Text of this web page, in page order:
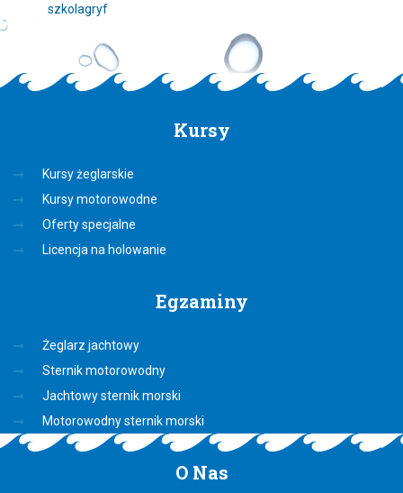
szkolagryf
Kursy
Kursy żeglarskie
Kursy motorowodne
Oferty specjalne
Licencja na holowanie
Egzaminy
Żeglarz jachtowy
Sternik motorowodny
Jachtowy sternik morski
Motorowodny sternik morski
ONas